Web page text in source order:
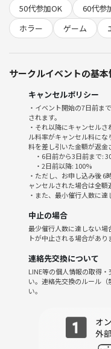
アクセス詳細：
東営浅草線東銀座駅・東京
https://mrxjapan.com/
・脱出系・没入型アトラクシ
・みんなでワイワイ遊びた
▪️費用
参加費＋チケット代
チケット代：5500円
チケット代は当日払いのた
11:15〜11:20 集合
11:20〜11:40 自己紹介
12:00〜13:30 脱出ゲーム
13:30〜15:30 近くのカフ
・サンマルクカフェ＋Ｒ 銀
・コスタコーヒー CURA銀
50代参加OK
60代参
ホラー
ゲーム
サークルイベントの基
キャンセルポリシー
・イベント開始の7日前ま
されます。
・それ以降にキャンセル
ル料率がキャンセル料に
料を差し引いた金額が返金
・6日前から3日前まで:
・2日前以降: 100%
・ただし、お申し込み後
ャンセルされた場合は全額
・また、最小催行人数に
中止の場合
最少催行人数に達しない
トが中止される場合があり
連絡先交換について
LINE等の個人情報の取得
い。連絡先交換のルール
い。